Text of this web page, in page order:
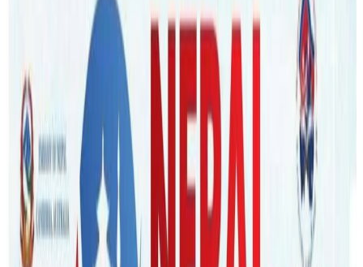
Nepaltube Australia |